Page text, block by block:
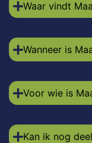
Waar vindt
Wanneer is
Voor wie is
Kan ik nog